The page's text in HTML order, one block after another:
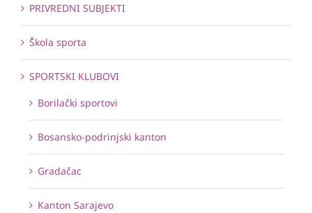
PRIVREDNI SUBJEKTI
Škola sporta
SPORTSKI KLUBOVI
Borilački sportovi
Bosansko-podrinjski kanton
Gradačac
Kanton Sarajevo